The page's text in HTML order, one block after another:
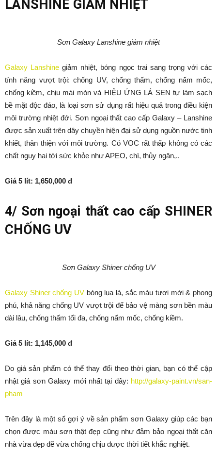
LANSHINE GIẢM NHIỆT
Sơn Galaxy Lanshine giảm nhiệt
Galaxy Lanshine giảm nhiệt, bóng ngọc trai sang trọng với các
tính năng vượt trội: chống UV, chống thấm, chống nấm mốc,
chống kiềm, chịu mài mòn và HIỆU ỨNG LÁ SEN tự làm sạch
bề mặt độc đáo, là loại sơn sử dụng rất hiệu quả trong điều kiện
môi trường nhiệt đới. Sơn ngoại thất cao cấp Galaxy – Lanshine
được sản xuất trên dây chuyền hiện đại sử dụng nguồn nước tinh
khiết, thân thiện với môi trường. Có VOC rất thấp không có các
chất nguy hại tới sức khỏe như APEO, chì, thủy ngân,..
Giá 5 lít: 1,650,000 đ
4/ Sơn ngoại thất cao cấp SHINER
CHỐNG UV
Sơn Galaxy Shiner chống UV
Galaxy Shiner chống UV bóng lụa là, sắc màu tươi mới & phong
phú, khả năng chống UV vượt trội để bảo vệ màng sơn bền màu
dài lâu, chống thấm tối đa, chống nấm mốc, chống kiềm.
Giá 5 lít: 1,145,000 đ
Do giá sản phẩm có thể thay đổi theo thời gian, bạn có thể cập
nhật giá sơn Galaxy mới nhất tại đây: http://galaxy-paint.vn/san-
pham
Trên đây là một số gợi ý về sản phẩm sơn Galaxy giúp các bạn
chọn được màu sơn thật đẹp cũng như đảm bảo ngoại thất căn
nhà vừa đẹp đẽ vừa chống chịu được thời tiết khắc nghiệt.